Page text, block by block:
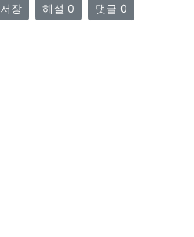
저장 해설 0 댓글 0